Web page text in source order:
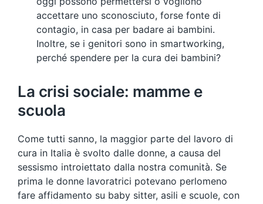
accettare uno sconosciuto, forse fonte di
contagio, in casa per badare ai bambini.
Inoltre, se i genitori sono in smartworking,
perché spendere per la cura dei bambini?
La crisi sociale: mamme e
scuola
Come tutti sanno, la maggior parte del lavoro di
cura in Italia è svolto dalle donne, a causa del
sessismo introiettato dalla nostra comunità. Se
prima le donne lavoratrici potevano perlomeno
fare affidamento su baby sitter, asili e scuole, con